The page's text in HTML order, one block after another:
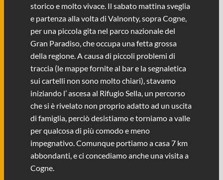
storico e molto vivace. Il sabato mattina sveglia
e partenza alla volta di Valnonty, sopra Cogne,
per una piccola gita nel parco nazionale del
Gran Paradiso, che occupa una fetta grossa
della regione. A causa di piccoli problemi di
traccia (le mappe fornite al bar e la segnaletica
sui cartelli non sono molto chiari), stavamo
iniziando l’ ascesa al Rifugio Sella, un percorso
che si è rivelato non proprio adatto ad un uscita
di famiglia, perciò desistiamo e torniamo a valle
per qualcosa di più comodo e meno
impegnativo. Comunque portiamo a casa 7 km
abbondanti, e ci concediamo anche una visita a
Cogne.